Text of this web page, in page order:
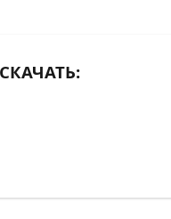
СКАЧАТЬ: